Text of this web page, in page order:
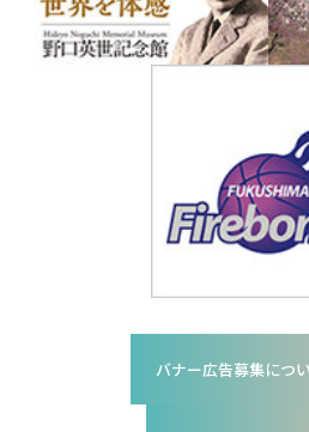
バナー広告募集につ